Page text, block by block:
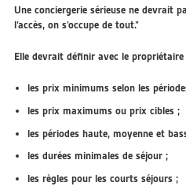
Une conciergerie sérieuse ne devrait
l’accès, on s’occupe de tout.”
Elle devrait définir avec le propriétaire
les prix minimums selon les
les prix maximums ou prix cibles ;
les périodes haute, moyenne et
les durées minimales de séjour ;
les règles pour les courts séjours ;